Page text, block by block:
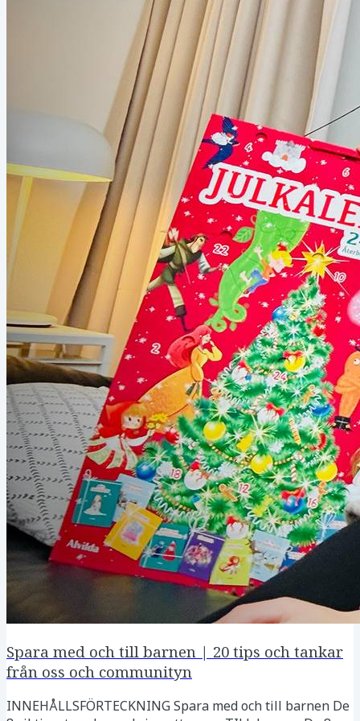
Spara med och till barnen | 20 tips och tankar
från oss och communityn
INNEHÅLLSFÖRTECKNING Spara med och till barnen De